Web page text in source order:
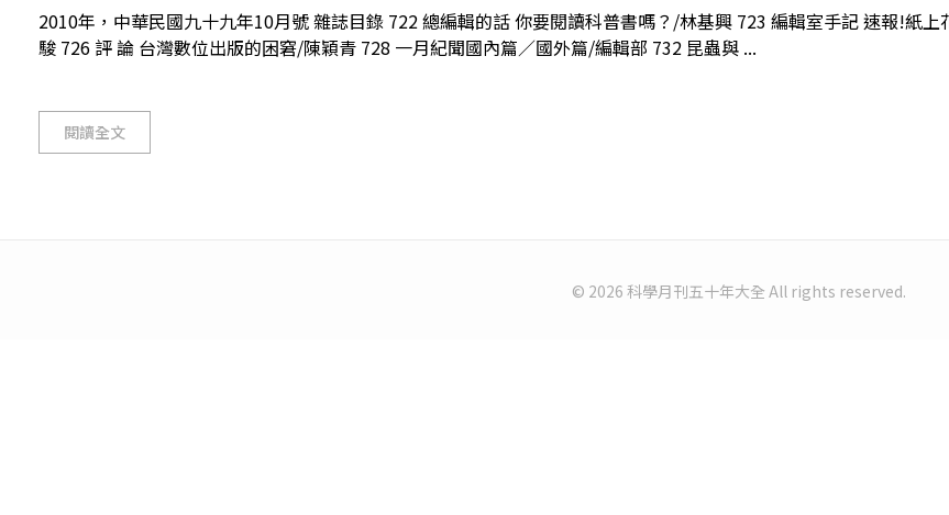
2010年，中華民國九十九年10月號 雜誌目錄 722 總編輯的話 你要閱讀科普書嗎？/林基興 723 編輯室手記 速報!紙
駿 726 評 論 台灣數位出版的困窘/陳穎青 728 一月紀聞國內篇／國外篇/編輯部 732 昆蟲與 ...
閱讀全文
© 2026 科學月刊五十年大全 All rights reserved.